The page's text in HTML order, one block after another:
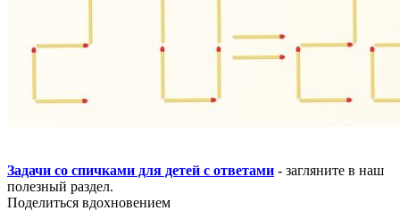
Задачи со спичками для детей с ответами - загляните в наш
полезный раздел.
Поделиться вдохновением